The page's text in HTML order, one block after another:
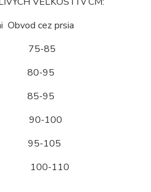
cez prsia
75-85
95
95
100
105
100-110